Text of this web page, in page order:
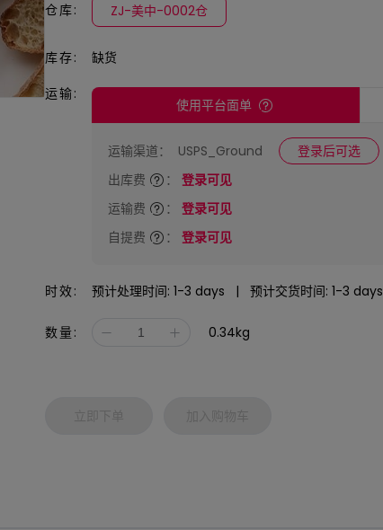
仓库: ZJ-美中-0002仓
库存:
缺货
运输:
使用平台面单
运输渠道： USPS_Ground
登录后可选
出库费
： 登录可见
运输费
： 登录可见
自提费
： 登录可见
时效: 预计处理时间: 1-3 days | 预计交货时间: 1-3 days
数量: 0.34kg